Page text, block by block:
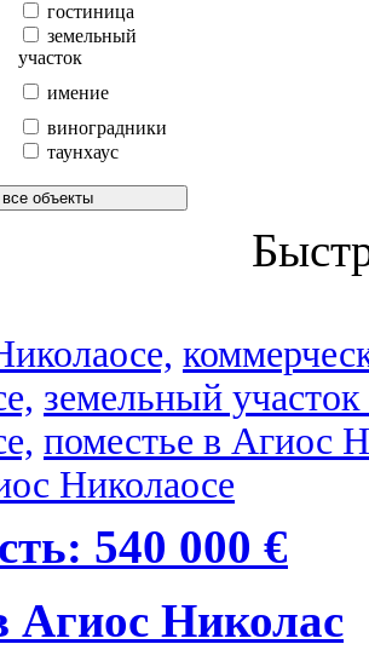
гостиница
земельный
участок
имение
виноградники
таунхаус
все объекты
земельный
поместье в Агиос
Николаосе
540 000 €
Агиос Николас